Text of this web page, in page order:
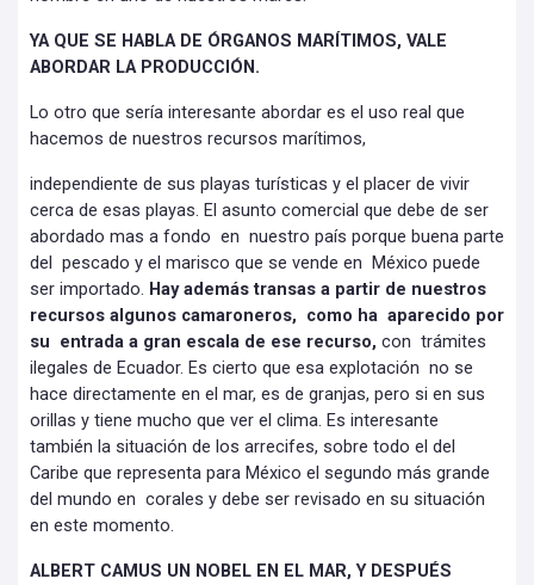
YA QUE SE HABLA DE ÓRGANOS MARÍTIMOS, VALE
ABORDAR LA PRODUCCIÓN.
Lo otro que sería interesante abordar es el uso real que
hacemos de nuestros recursos marítimos,
independiente de sus playas turísticas y el placer de vivir
cerca de esas playas. El asunto comercial que debe de ser
abordado mas a fondo en nuestro país porque buena parte
del pescado y el marisco que se vende en México puede
ser importado. Hay además transas a partir de nuestros
recursos algunos camaroneros, como ha aparecido por
su entrada a gran escala de ese recurso, con trámites
ilegales de Ecuador. Es cierto que esa explotación no se
hace directamente en el mar, es de granjas, pero si en sus
orillas y tiene mucho que ver el clima. Es interesante
también la situación de los arrecifes, sobre todo el del
Caribe que representa para México el segundo más grande
del mundo en corales y debe ser revisado en su situación
en este momento.
ALBERT CAMUS UN NOBEL EN EL MAR, Y DESPUÉS